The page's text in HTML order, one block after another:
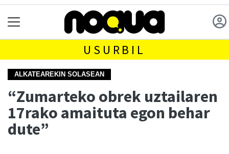
USURBIL
ALKATEAREKIN SOLASEAN
“Zumarteko obrek uztailaren
17rako amaituta egon behar
dute”